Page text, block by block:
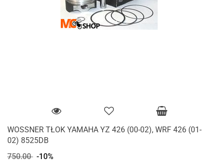
WOSSNER TŁOK YAMAHA YZ 426 (00-02), WRF 426 (01-
02) 8525DB
750.00 -10%